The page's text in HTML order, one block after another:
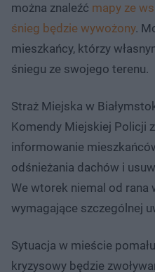
można znaleźć mapy ze
śnieg będzie wywożony.
mieszkańcy, którzy
śniegu ze swojego terenu.
Straż Miejska w
Komendy Miejskiej Policji
informowanie
odśnieżania dachów i
We wtorek niemal od rana
wymagające szczególnej
Sytuacja w mieście
kryzysowy będzie